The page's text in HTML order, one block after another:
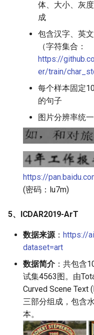
体、大小、灰
成
包含汉字、英
（字符集合：
https://
er/train/
每个样本固定
的句子
图片分辨率统
https://
(密码：lu7m)
5、ICDAR2019-ArT
数据来源 ： https://
dataset=art
数据简介：共包含
试集4563图。由
Curved Scene Text
三部分组成，包含
本。